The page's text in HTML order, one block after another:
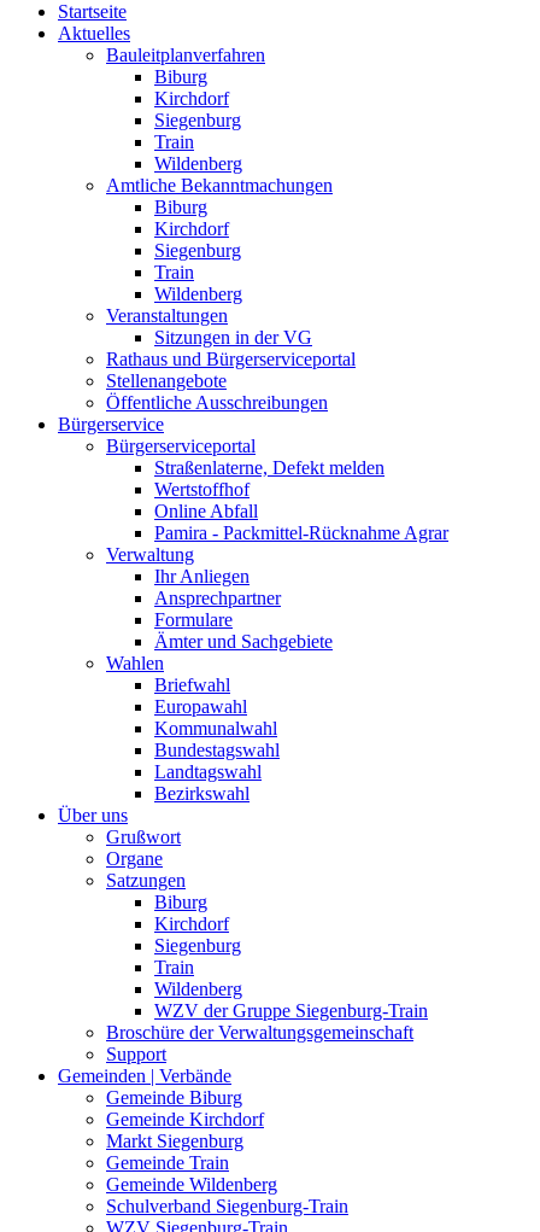
Startseite
Aktuelles
Bauleitplanverfahren
Biburg
Kirchdorf
Siegenburg
Train
Wildenberg
Amtliche Bekanntmachungen
Biburg
Kirchdorf
Siegenburg
Train
Wildenberg
Veranstaltungen
Sitzungen in der VG
Rathaus und Bürgerserviceportal
Stellenangebote
Öffentliche Ausschreibungen
Bürgerservice
Bürgerserviceportal
Straßenlaterne, Defekt melden
Wertstoffhof
Online Abfall
Pamira - Packmittel-Rücknahme Agrar
Verwaltung
Ihr Anliegen
Ansprechpartner
Formulare
Ämter und Sachgebiete
Wahlen
Briefwahl
Europawahl
Kommunalwahl
Bundestagswahl
Landtagswahl
Bezirkswahl
Über uns
Grußwort
Organe
Satzungen
Biburg
Kirchdorf
Siegenburg
Train
Wildenberg
WZV der Gruppe Siegenburg-Train
Broschüre der Verwaltungsgemeinschaft
Support
Gemeinden | Verbände
Gemeinde Biburg
Gemeinde Kirchdorf
Markt Siegenburg
Gemeinde Train
Gemeinde Wildenberg
Schulverband Siegenburg-Train
WZV Siegenburg-Train